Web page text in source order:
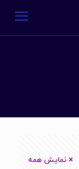
نمایش همه